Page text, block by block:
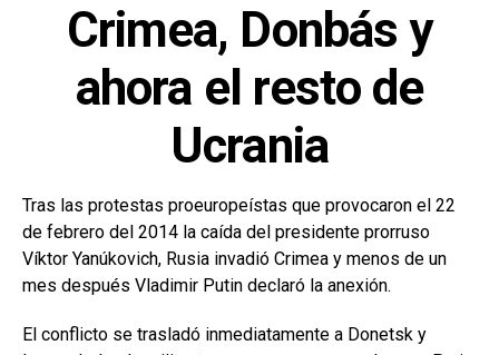
Crimea, Donbás y
ahora el resto de
Ucrania
Tras las protestas proeuropeístas que provocaron el 22
de febrero del 2014 la caída del presidente prorruso
Víktor Yanúkovich, Rusia invadió Crimea y menos de un
mes después Vladimir Putin declaró la anexión.
El conflicto se trasladó inmediatamente a Donetsk y